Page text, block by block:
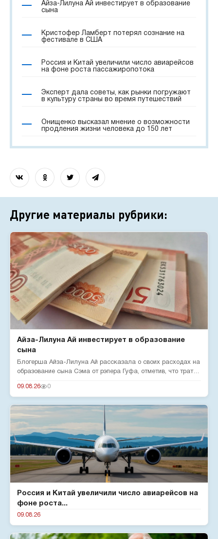
Айза-Лилуна Ай инвестирует в образование
сына
Кристофер Ламберт потерял сознание на
фестивале в США
Россия и Китай увеличили число авиарейсов
на фоне роста пассажиропотока
Эксперт дала советы, как рынки погружают
в культуру страны во время путешествий
Онищенко высказал мнение о возможности
продления жизни человека до 150 лет
Другие материалы рубрики:
Айза-Лилуна Ай инвестирует в образование
сына
Блогерша Айза-Лилуна Ай рассказала о своих расходах на
образование сына Сэма от рэпера Гуфа, отметив, что тратит
09.08.26 0
Россия и Китай увеличили число авиарейсов на
фоне роста...
09.08.26